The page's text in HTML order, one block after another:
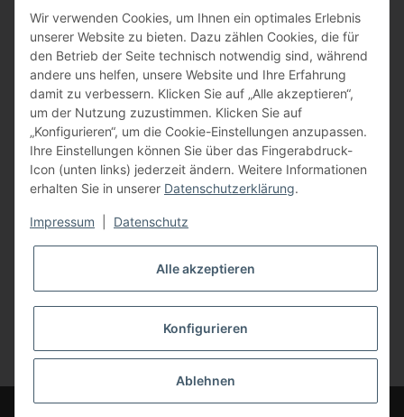
BFT - Autorisierter Fachhändler
* Alle Preise inkl. gesetzlicher USt., zzgl.Versand
© Bauer-Systemtechnik GmbH - Technische Änderungen und Irrtümer
Wir verwenden Cookies, um Ihnen ein optimales Erlebnis
unserer Website zu bieten. Dazu zählen Cookies, die für
den Betrieb der Seite technisch notwendig sind, während
andere uns helfen, unsere Website und Ihre Erfahrung
damit zu verbessern. Klicken Sie auf „Alle akzeptieren“,
um der Nutzung zuzustimmen. Klicken Sie auf
„Konfigurieren“, um die Cookie-Einstellungen anzupassen.
Ihre Einstellungen können Sie über das Fingerabdruck-
Icon (unten links) jederzeit ändern. Weitere Informationen
erhalten Sie in unserer Datenschutzerklärung.
Impressum Datenschutz
Alle akzeptieren
Konfigurieren
Ablehnen